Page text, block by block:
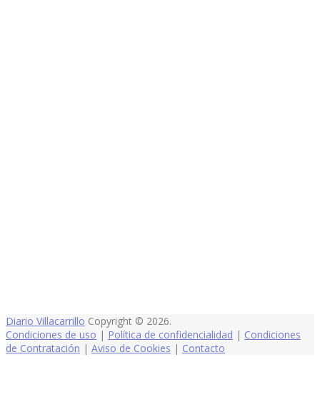
Diario Villacarrillo Copyright © 2026.
Condiciones de uso | Política de confidencialidad | Condiciones
de Contratación | Aviso de Cookies | Contacto